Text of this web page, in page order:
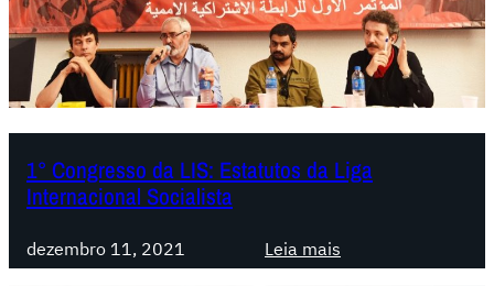
e
n
a
o
r
g
t
a
d
e
a
e
r
e
s
s
o
a
S
1° Congresso da LIS: Estatutos da Liga
Internacional Socialista
dezembro 11, 2021 Leia mais
1